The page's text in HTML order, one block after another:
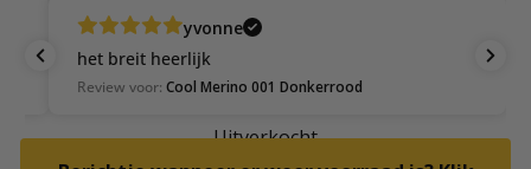
yvonne
het breit heerlijk
Review voor: Cool Merino 001 Donkerrood
Uitverkocht